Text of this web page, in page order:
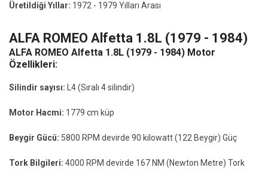
Üretildiği Yıllar: 1972 - 1979 Yılları Arası
ALFA ROMEO Alfetta 1.8L (1979 - 1984)
ALFA ROMEO Alfetta 1.8L (1979 - 1984) Motor
Özellikleri:
Silindir sayısı: L4 (Sıralı 4 silindir)
Motor Hacmi: 1779 cm küp
Beygir Gücü: 5800 RPM devirde 90 kilowatt (122 Beygir) Güç
Tork Bilgileri: 4000 RPM devirde 167 NM (Newton Metre) Tork